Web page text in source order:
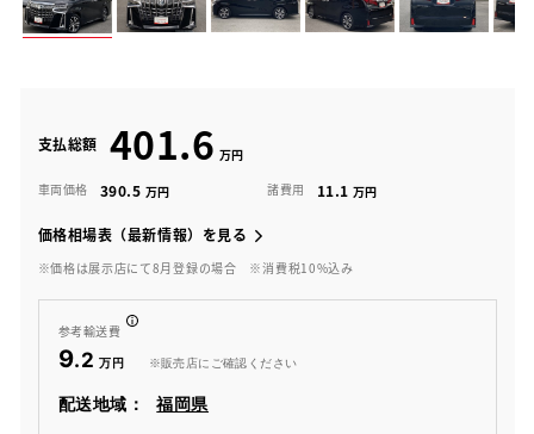
支払総額 401.6
車両価格 390.5 諸費用 11.1
価格相場表（最新情報）を見る
※価格は展示店にて8月登録の場合 ※消費税10%込み
参考輸送費
9.2 ※販売店にご確認ください
配送地域： 福岡県